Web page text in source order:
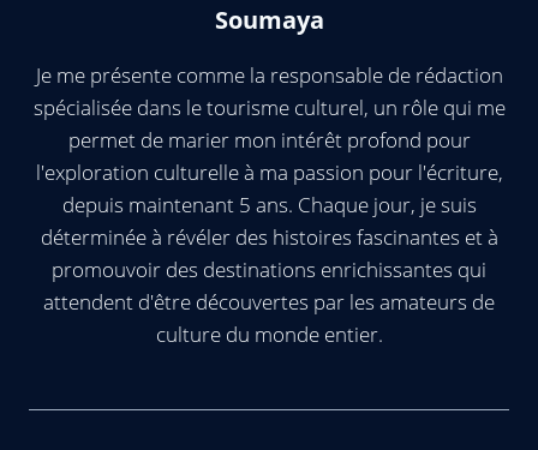
Soumaya
Je me présente comme la responsable de rédaction
spécialisée dans le tourisme culturel, un rôle qui me
permet de marier mon intérêt profond pour
l'exploration culturelle à ma passion pour l'écriture,
depuis maintenant 5 ans. Chaque jour, je suis
déterminée à révéler des histoires fascinantes et à
promouvoir des destinations enrichissantes qui
attendent d'être découvertes par les amateurs de
culture du monde entier.